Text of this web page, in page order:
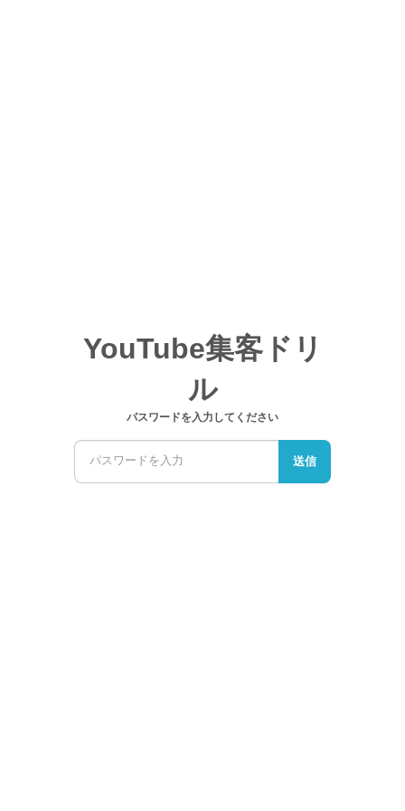
YouTube集客ドリ
ル
パスワードを入力してください
送信